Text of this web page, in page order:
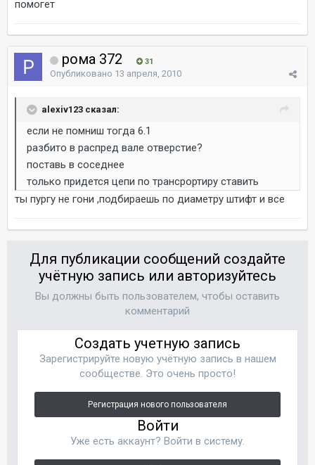
помогет
рома 372 31
Опубликовано 13 апреля, 2010
alexiv123 сказал:
если не помниш тогда 6.1
разбито в распред вале отверстие?
поставь в соседнее
только придется цепи по трансрортиру ставить
ты пургу не гони ,подбираешь по диаметру штифт и все
Для публикации сообщений создайте
учётную запись или авторизуйтесь
Вы должны быть пользователем, чтобы оставить
комментарий
Создать учетную запись
Зарегистрируйте новую учётную запись в нашем
сообществе. Это очень просто!
Регистрация нового пользователя
Войти
Уже есть аккаунт? Войти в систему.